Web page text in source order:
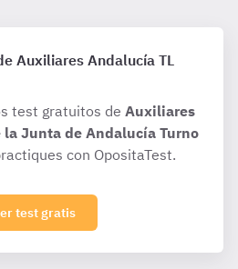
Auxiliares Andalucía TL
test gratuitos de Auxiliares
Junta de Andalucía Turno
con OpositaTest.
test gratis